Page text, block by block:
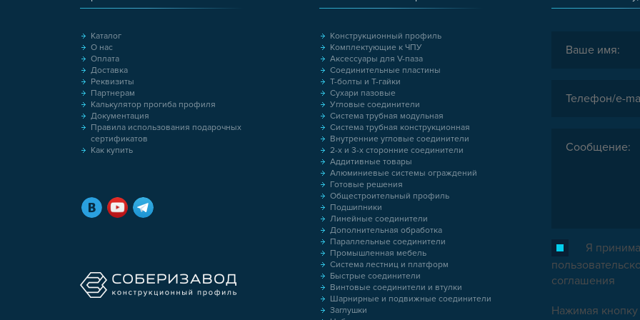
Я
соглашения
Нажимая кнопку
Конструкционный профиль
Комплектующие к ЧПУ
Аксессуары для V-паза
Соединительные пластины
Т-болты и Т-гайки
Сухари пазовые
Угловые соединители
Система трубная модульная
Система трубная конструкционная
Внутренние угловые соединители
2-х и 3-х сторонние соединители
Аддитивные товары
Алюминиевые системы ограждений
Готовые решения
Общестроительный профиль
Подшипники
Линейные соединители
Дополнительная обработка
Параллельные соединители
Промышленная мебель
Система лестниц и платформ
Быстрые соединители
Винтовые соединители и втулки
Шарнирные и подвижные соединители
Заглушки
Каталог
О нас
Оплата
Доставка
Реквизиты
Партнерам
Калькулятор прогиба профиля
Документация
Правила использования подарочных
сертификатов
Как купить